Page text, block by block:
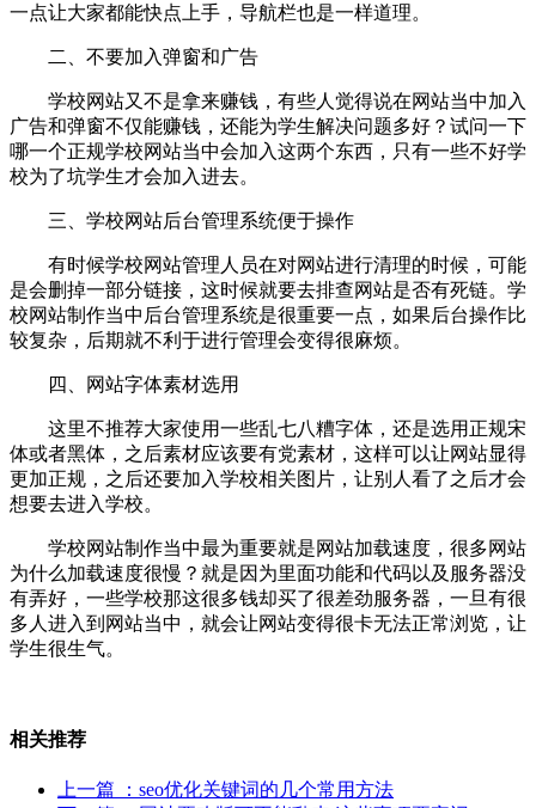
一点让大家都能快点上手，导航栏也是一样道理。
二、不要加入弹窗和广告
学校网站又不是拿来赚钱，有些人觉得说在网站当中加入
广告和弹窗不仅能赚钱，还能为学生解决问题多好？试问一下
哪一个正规学校网站当中会加入这两个东西，只有一些不好学
校为了坑学生才会加入进去。
三、学校网站后台管理系统便于操作
有时候学校网站管理人员在对网站进行清理的时候，可能
是会删掉一部分链接，这时候就要去排查网站是否有死链。学
校网站制作当中后台管理系统是很重要一点，如果后台操作比
较复杂，后期就不利于进行管理会变得很麻烦。
四、网站字体素材选用
这里不推荐大家使用一些乱七八糟字体，还是选用正规宋
体或者黑体，之后素材应该要有党素材，这样可以让网站显得
更加正规，之后还要加入学校相关图片，让别人看了之后才会
想要去进入学校。
学校网站制作当中最为重要就是网站加载速度，很多网站
为什么加载速度很慢？就是因为里面功能和代码以及服务器没
有弄好，一些学校那这很多钱却买了很差劲服务器，一旦有很
多人进入到网站当中，就会让网站变得很卡无法正常浏览，让
学生很生气。
相关推荐
上一篇
：seo优化关键词的几个常用方法